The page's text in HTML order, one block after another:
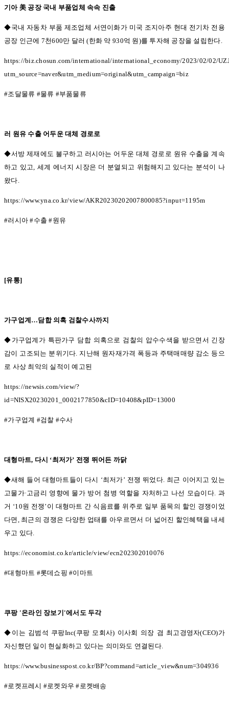
기아 美 공장 국내 부품업체 속속 진출
◆국내 자동차 부품 제조업체 서연이화가 미국 조지아주 현대 전기차 전용
공장 인근에 7천600만 달러(한화 약930억 원 )를 투자해 공장을 설립한다.
https://biz.chosun.com/international/international_economy/2023/02/02/
utm_source=naver&utm_medium=original&utm_campaign=biz
#조달물류 #물류 #부품물류
러 원유 수출 어두운 대체 경로로
◆서방 제재에도 불구하고 러시아는 어두운 대체 경로로 원유 수출을 계속
하고 있고,세계 에너지 시장은 더 분열되고 위험해지고 있다는 분석이 나
왔다.
https://www.yna.co.kr/view/AKR20230202007800085?input=1195m
#러시아#수출#원유
[유통]
가구업계 …담합 의혹 검찰수사까지
◆가구업계가 특판가구 담합 의혹으로 검찰의 압수수색을 받으면서 긴장
감이 고조되는 분위기다. 지난해 원자재가격 폭등과 주택매매량 감소 등으
로 사상 최악의 실적이 예고된
https://newsis.com/view/?
id=NISX20230201_0002177850&cID=10408&pID=13000
#가구업계 #검찰 #수사
대형마트, 다시 ‘최저가’ 전쟁 뛰어든 까닭
◆새해 들어 대형마트들이 다시 ‘최저가’ 전쟁 뛰었다. 최근 이어지고 있는
고물가·고금리 영향에 물가 방어 첨병 역할을 자처하고 나선 모습이다. 과
거 ‘10원 전쟁’ 이 대형마트 간 식음료를 위주로 일부 품목의 할인 경쟁이었
다면 , 최근의 경쟁은 다양한 업태를 아우르면서 더 넓어진 할인혜택을 내세
우고 있다.
https://economist.co.kr/article/view/ecn202302010076
#대형마트 #롯데쇼핑#이마트
쿠팡 '온라인 장보기 '에서도 두각
◆이는 김범석 쿠팡Inc(쿠팡 모회사) 이사회 의장 겸 최고경영자(CEO)가
자신했던 일이 현실화하고 있다는 의미와도 연결된다.
https://www.businesspost.co.kr/BP?command=article_view&num=304936
#로켓프레시 #로켓와우#로켓배송